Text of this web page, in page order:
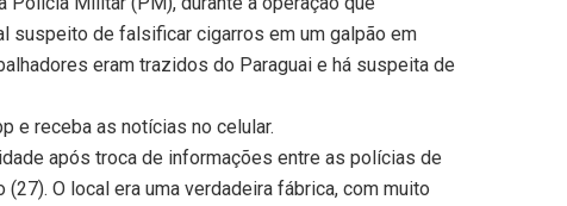
suspeito de falsificar cigarros em um galpão em
eram trazidos do Paraguai e há suspeita de
e receba as notícias no celular.
após troca de informações entre as polícias de
O local era uma verdadeira fábrica, com muito